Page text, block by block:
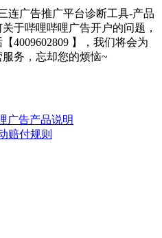
连广告推广平台诊断工具-产品
关于哔哩哔哩广告开户的问题，
【4009602809 】，我们将会为
务，忘却您的烦恼~
广告产品说明
赔付规则